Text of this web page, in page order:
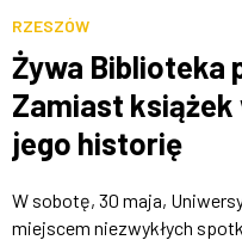
RZESZÓW
Żywa Biblioteka
Zamiast książek
jego historię
W sobotę, 30 maja,
miejscem niezwykłych